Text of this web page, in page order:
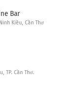
Bar
Kiều, Cần Thơ
TP. Cần Thơ.